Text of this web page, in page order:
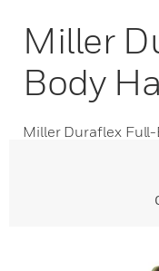
Miller
Body
Miller Duraflex